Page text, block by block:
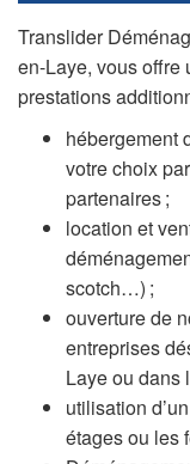
Translider
en-Laye, vous offre
prestations
hébergement
votre choix
partenaires ;
location et
scotch…) ;
ouverture de
entreprises
Laye ou dans
utilisation
étages ou les